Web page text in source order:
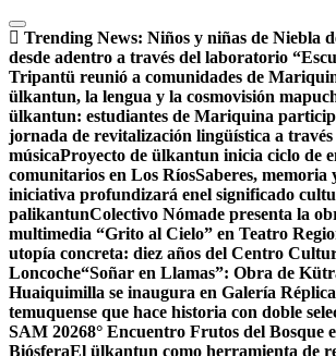
Saltar
al
contenido
Trending News: Niños y niñas de Niebla
desde adentro a través del laboratorio
Tripantü reunió a comunidades de
ülkantun, la lengua y la cosmovisión
ülkantun: estudiantes de Mariquina
jornada de revitalización lingüística a través
músicaProyecto de ülkantun inicia ciclo de
comunitarios en Los RíosSaberes,
iniciativa profundizará enel significado
palikantunColectivo Nómade presenta la
multimedia “Grito al Cielo” en Teatro
utopía concreta: diez años del Centro
Loncoche“Soñar en Llamas”: Obra de
Huaiquimilla se inaugura en Galería Réplica
temuquense que hace historia con doble
SAM 20268° Encuentro Frutos del Bosque
BiósferaEl ülkantun como herramienta de